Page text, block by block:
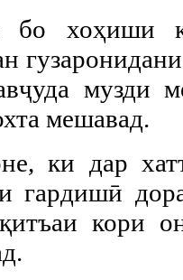
бо хоҳиши
музди
мешавад.
ки дар
гардишӣ
кори